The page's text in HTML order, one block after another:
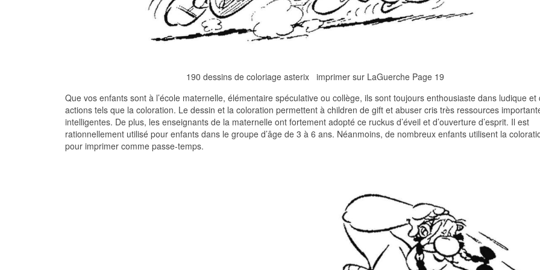
190 dessins de coloriage asterix imprimer sur LaGuerche Page 19
Que vos enfants sont à l’école maternelle, élémentaire spéculative ou collège, ils sont toujours enthousiaste dans ludique et
actions tels que la coloration. Le dessin et la coloration permettent à children de gift et abuser cris très ressources
intelligentes. De plus, les enseignants de la maternelle ont fortement adopté ce ruckus d’éveil et d’ouverture d’esprit. Il est
rationnellement utilisé pour enfants dans le groupe d’âge de 3 à 6 ans. Néanmoins, de nombreux enfants utilisent la
pour imprimer comme passe-temps.